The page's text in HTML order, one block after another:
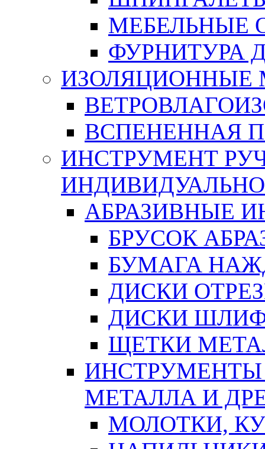
МЕБЕЛЬНЫЕ
ФУРНИТУРА
ИЗОЛЯЦИОННЫЕ
ВСПЕНЕННАЯ
ИНСТРУМЕНТ
АБРАЗИВНЫЕ
БРУСОК
БУМАГА
ДИСКИ
ДИСКИ
ЩЕТКИ
ИНСТРУМЕНТЫ
МЕТАЛЛА И
МОЛОТКИ,